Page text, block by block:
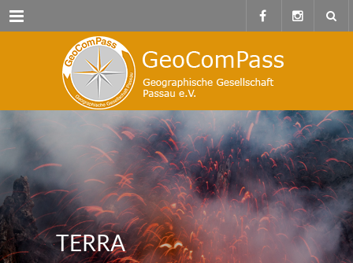
Menu
TERRA